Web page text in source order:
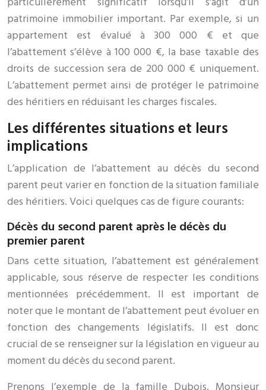
patrimoine immobilier important. Par exemple, si un
appartement est évalué à 300 000 € et que
l’abattement s’élève à 100 000 €, la base taxable des
droits de succession sera de 200 000 € uniquement.
L’abattement permet ainsi de protéger le patrimoine
des héritiers en réduisant les charges fiscales.
Les différentes situations et leurs
implications
L’application de l’abattement au décès du second
parent peut varier en fonction de la situation familiale
des héritiers. Voici quelques cas de figure courants:
Décès du second parent après le décès du
premier parent
Dans cette situation, l’abattement est généralement
applicable, sous réserve de respecter les conditions
mentionnées précédemment. Il est important de
noter que le montant de l’abattement peut évoluer en
fonction des changements législatifs. Il est donc
crucial de se renseigner sur la législation en vigueur au
moment du décès du second parent.